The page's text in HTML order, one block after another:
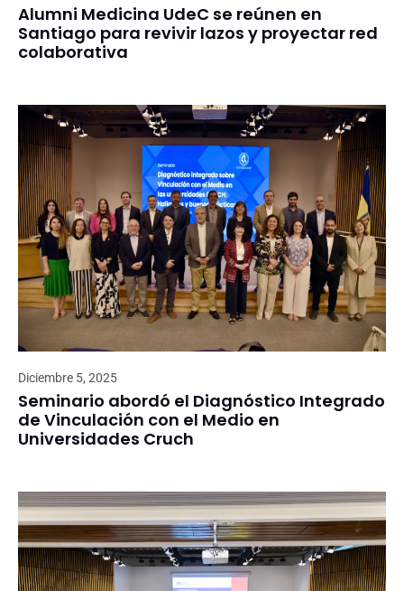
Alumni Medicina UdeC se reúnen en
Santiago para revivir lazos y proyectar red
colaborativa
Diciembre 5, 2025
Seminario abordó el Diagnóstico Integrado
de Vinculación con el Medio en
Universidades Cruch